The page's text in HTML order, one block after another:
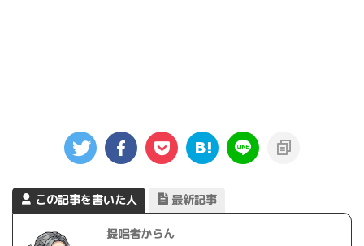
この記事を書いた人 最新記事
提唱者からん